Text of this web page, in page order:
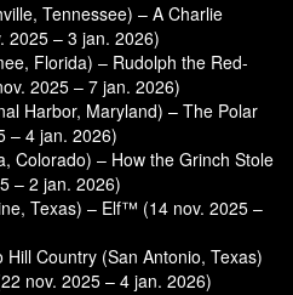
Tennessee) – A Charlie
2025 – 3 jan. 2026)
Florida) – Rudolph the Red-
2025 – 7 jan. 2026)
Harbor, Maryland) – The Polar
– 4 jan. 2026)
Colorado) – How the Grinch Stole
– 2 jan. 2026)
Texas) – Elf™ (14 nov. 2025 –
Country (San Antonio, Texas)
nov. 2025 – 4 jan. 2026)